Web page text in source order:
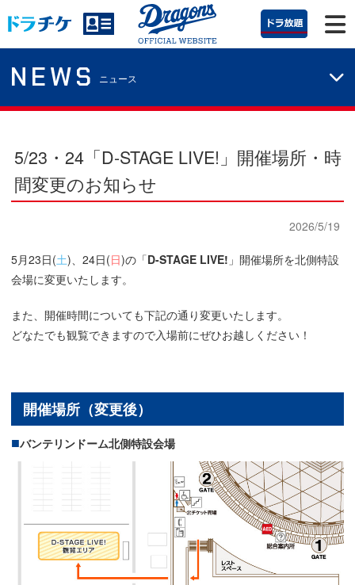
NEWS ニュース
5/23・24「D-STAGE LIVE!」開催場所・時
間変更のお知らせ
2026/5/19
5月23日(土)、24日(日)の「D-STAGE LIVE! 」開催場所を北側特設
会場に変更いたします。
また、開催時間についても下記の通り変更いたします。
どなたでも観覧できますので入場前にぜひお越しください！
開催場所（変更後）
バンテリンドーム北側特設会場